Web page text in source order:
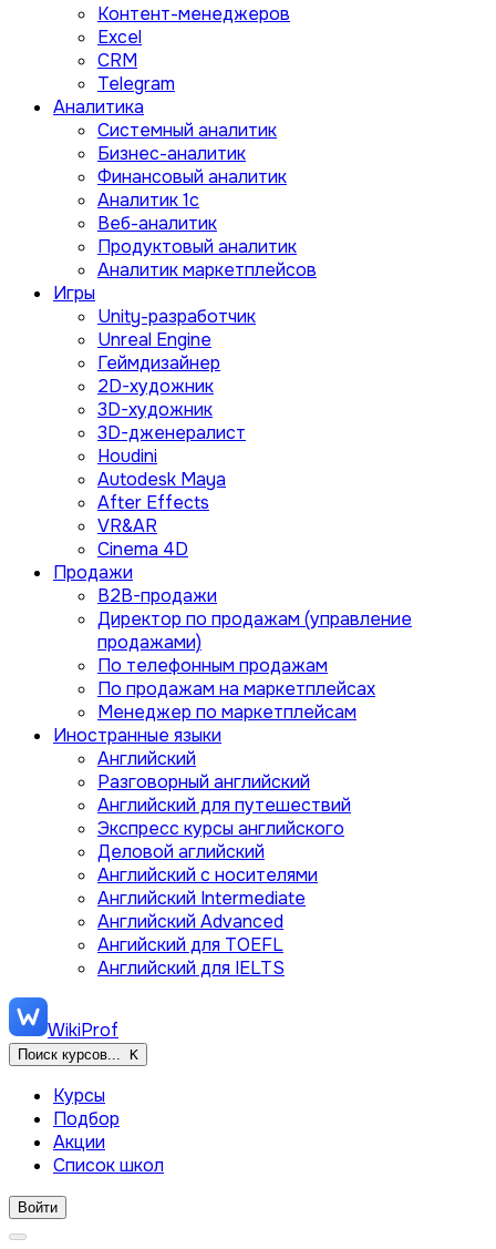
Контент-менеджеров
Excel
CRM
Telegram
Аналитика
Системный аналитик
Бизнес-аналитик
Финансовый аналитик
Aналитик 1с
Веб-аналитик
Продуктовый аналитик
Аналитик маркетплейсов
Игры
Unity-разработчик
Unreal Engine
Геймдизайнер
2D-художник
3D-художник
3D-дженералист
Houdini
Autodesk Maya
After Effects
VR&AR
Cinema 4D
Продажи
B2B-продажи
Директор по продажам (управление
продажами)
По телефонным продажам
По продажам на маркетплейсах
Менеджер по маркетплейсам
Иностранные языки
Английский
Разговорный английский
Английский для путешествий
Экспресс курсы английского
Деловой аглийский
Английский с носителями
Английский Intermediate
Английский Advanced
Ангийский для TOEFL
Английский для IELTS
WikiProf
Поиск курсов... K
Курсы
Подбор
Акции
Список школ
Войти